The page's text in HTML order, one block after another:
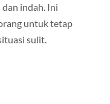
indah. Ini
untuk tetap
sulit.